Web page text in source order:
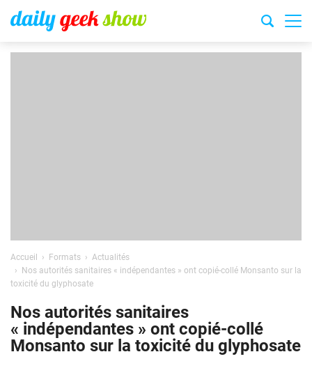
Accueil Formats
Actualités
Nos autorités sanitaires « indépendantes » ont copié-collé Monsanto sur la
toxicité du glyphosate
Nos autorités sanitaires
« indépendantes » ont copié-collé
Monsanto sur la toxicité du glyphosate